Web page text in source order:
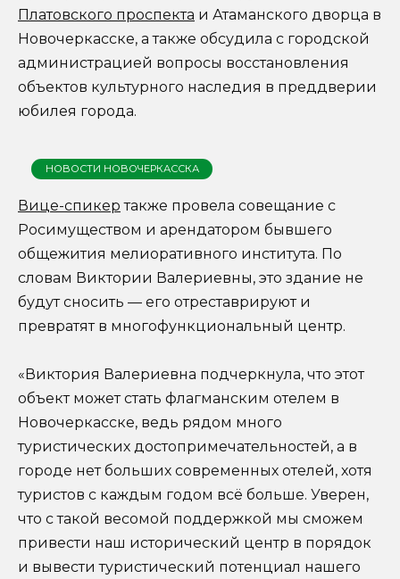
Платовского проспекта и Атаманского дворца в
Новочеркасске, а также обсудила с городской
администрацией вопросы восстановления
объектов культурного наследия в преддверии
юбилея города.
НОВОСТИ НОВОЧЕРКАССКА
Вице-спикер также провела совещание с
Росимуществом и арендатором бывшего
общежития мелиоративного института. По
словам Виктории Валериевны, это здание не
будут сносить — его отреставрируют и
превратят в многофункциональный центр.
«Виктория Валериевна подчеркнула, что этот
объект может стать флагманским отелем в
Новочеркасске, ведь рядом много
туристических достопримечательностей, а в
городе нет больших современных отелей, хотя
туристов с каждым годом всё больше. Уверен,
что с такой весомой поддержкой мы сможем
привести наш исторический центр в порядок
и вывести туристический потенциал нашего